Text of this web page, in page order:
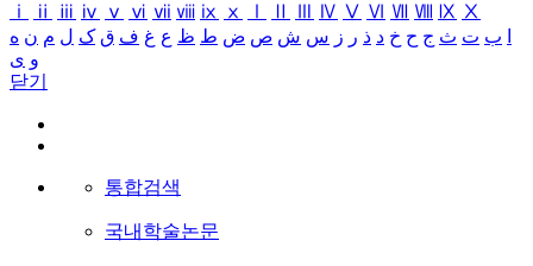
ⅰ
ⅱ ⅲ ⅳ ⅴ ⅵ ⅶ ⅷ ⅸ ⅹ Ⅳ Ⅴ Ⅵ Ⅶ Ⅷ Ⅸ Ⅹ
ب ت ث ج ح خ د ذ ر ز س ش ص ض ط ظ ع غ ف ق ک ل م ن ه
و ی
닫기
통합검색
국내학술논문